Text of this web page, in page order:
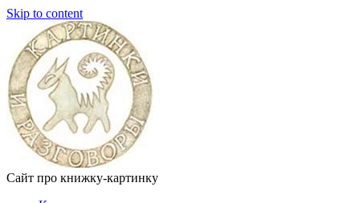
Skip to content
Сайт про книжку-картинку